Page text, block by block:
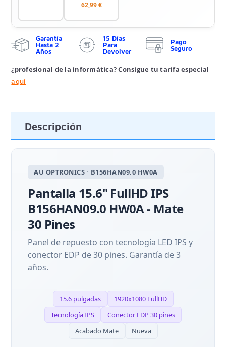
62,99 €
Garantía
Hasta 2
Años
15 Días
Para
Devolver
Pago
Seguro
¿profesional de la informática? Consigue tu tarifa especial
aquí
Descripción
AU OPTRONICS · B156HAN09.0 HW0A
Pantalla 15.6" FullHD IPS
B156HAN09.0 HW0A - Mate
30 Pines
Panel de repuesto con tecnología LED IPS y
conector EDP de 30 pines. Garantía de 3
años.
15.6 pulgadas
1920x1080 FullHD
Tecnología IPS
Conector EDP 30 pines
Acabado Mate
Nueva